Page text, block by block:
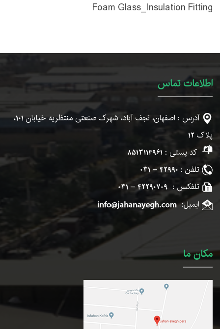
Foam Glass_Insulation Fitting
اطلاعات تماس
آدرس : اصفهان، نجف آباد، شهرک صنعتی منتظریه خیابان101،
پلاک12
کد پستی : 8513114961
تلفن : 42990 – 031
تلفکس : 42290709 – 031
ایمیل:
مکان ما